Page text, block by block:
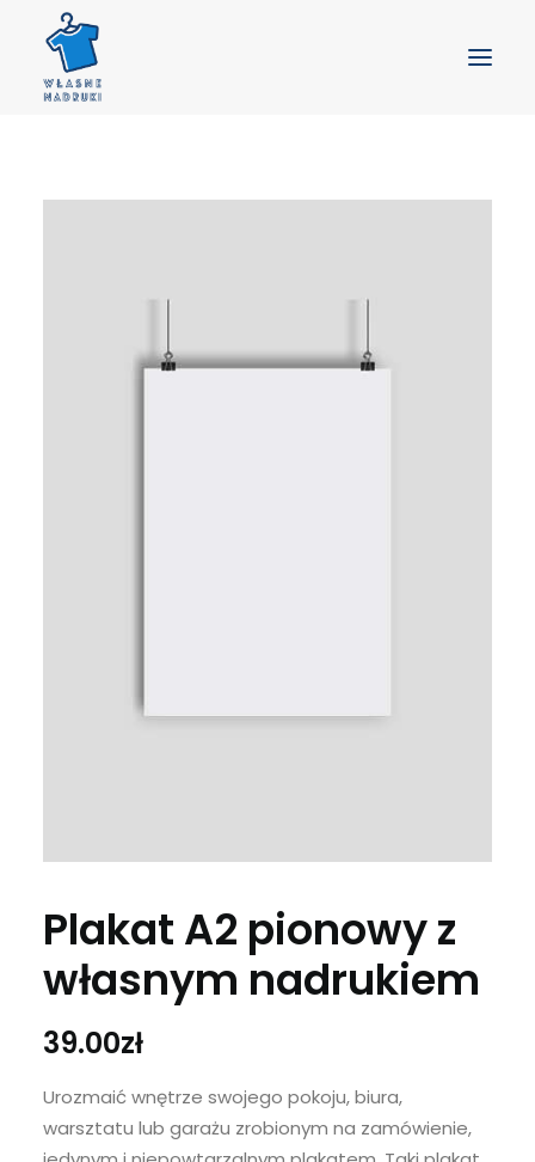
Plakat A2 pionowy z
własnym nadrukiem
39.00zł
Urozmaić wnętrze swojego pokoju, biura,
warsztatu lub garażu zrobionym na zamówienie,